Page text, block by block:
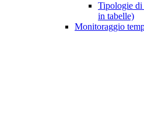
Tipologie di
in tabelle)
Monitoraggio